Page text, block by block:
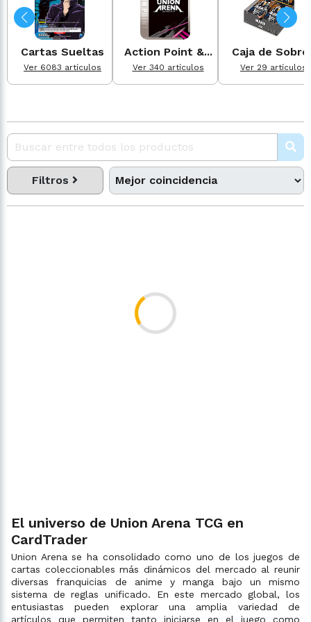
Cartas Sueltas
Ver 6083 artículos
Action Point &...
Ver 340 artículos
Caja de
Ver 29 artículos
Filtros
El universo de Union Arena TCG en
CardTrader
Union Arena se ha consolidado como uno de los juegos de
cartas coleccionables más dinámicos del mercado al reunir
diversas franquicias de anime y manga bajo un mismo
sistema de reglas unificado. En este mercado global, los
entusiastas pueden explorar una amplia variedad de
artículos que permiten tanto iniciarse en el juego como